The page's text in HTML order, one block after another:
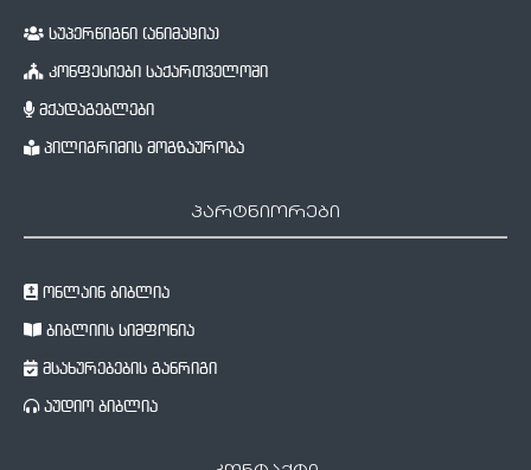
სუპერწიგნი (ანიმაცია)
კონფესიები საქართველოში
მქადაგებლები
პილიგრიმის მოგზაურობა
პარტნიორები
ონლაინ ბიბლია
ბიბლიის სიმფონია
მსახურებების განრიგი
აუდიო ბიბლია